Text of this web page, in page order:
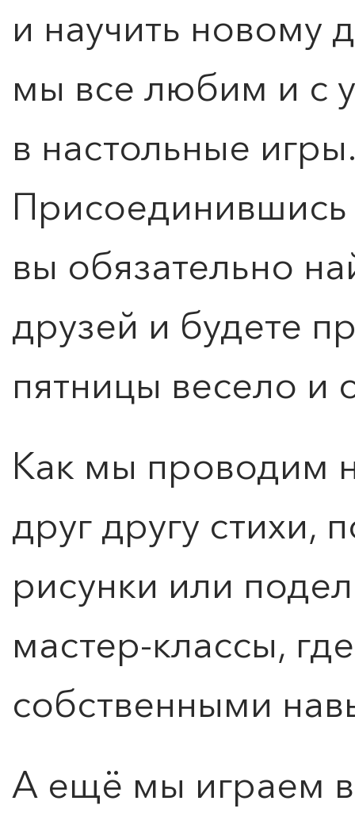
и научить новому
мы все любим и с
в настольные
вы обязательно
друзей и будете
пятницы весело и
Как мы проводим
друг другу стихи,
рисунки или
мастер-классы,
собственными
А ещё мы играем